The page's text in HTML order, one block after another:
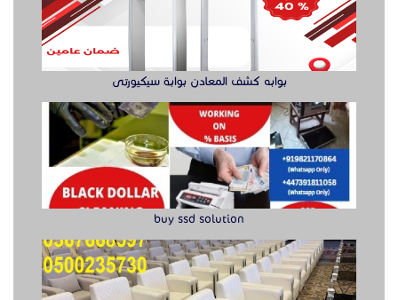
بوابه كشف المعادن بوابة سيكيورتى
buy ssd solution